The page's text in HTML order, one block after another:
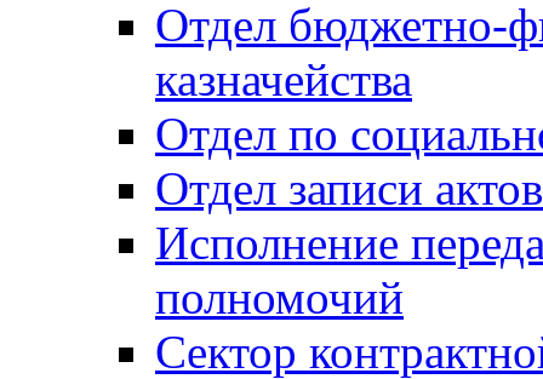
Отдел бюджетно-
казначейства
Отдел по
Отдел записи
Исполнение
полномочий
Сектор